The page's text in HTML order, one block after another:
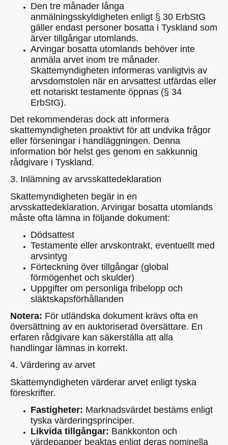
Den tre månader långa
anmälningsskyldigheten enligt § 30 ErbStG
gäller endast personer bosatta i Tyskland som
ärver tillgångar utomlands.
Arvingar bosatta utomlands behöver inte
anmäla arvet inom tre månader.
Skattemyndigheten informeras vanligtvis av
arvsdomstolen när en arvsattest utfärdas eller
ett notariskt testamente öppnas (§ 34
ErbStG).
Det rekommenderas dock att informera
skattemyndigheten proaktivt för att undvika frågor
eller förseningar i handläggningen. Denna
information bör helst ges genom en sakkunnig
rådgivare i Tyskland.
3. Inlämning av arvsskattedeklaration
Skattemyndigheten begär in en
arvsskattedeklaration. Arvingar bosatta utomlands
måste ofta lämna in följande dokument:
Dödsattest
Testamente eller arvskontrakt, eventuellt med
arvsintyg
Förteckning över tillgångar (global
förmögenhet och skulder)
Uppgifter om personliga fribelopp och
släktskapsförhållanden
Notera: För utländska dokument krävs ofta en
översättning av en auktoriserad översättare. En
erfaren rådgivare kan säkerställa att alla
handlingar lämnas in korrekt.
4. Värdering av arvet
Skattemyndigheten värderar arvet enligt tyska
föreskrifter.
Fastigheter: Marknadsvärdet bestäms enligt
tyska värderingsprinciper.
Likvida tillgångar: Bankkonton och
värdepapper beaktas enligt deras nominella